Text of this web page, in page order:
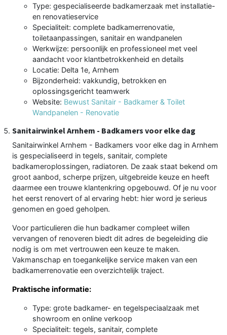
Type: gespecialiseerde badkamerzaak met installatie-
en renovatieservice
Specialiteit: complete badkamerrenovatie,
toiletaanpassingen, sanitair en wandpanelen
Werkwijze: persoonlijk en professioneel met veel
aandacht voor klantbetrokkenheid en details
Locatie: Delta 1e, Arnhem
Bijzonderheid: vakkundig, betrokken en
oplossingsgericht teamwerk
Website: Bewust Sanitair - Badkamer & Toilet
Wandpanelen - Renovatie
Sanitairwinkel Arnhem - Badkamers voor elke dag
Sanitairwinkel Arnhem - Badkamers voor elke dag in Arnhem
is gespecialiseerd in tegels, sanitair, complete
badkameroplossingen, radiatoren. De zaak staat bekend om
groot aanbod, scherpe prijzen, uitgebreide keuze en heeft
daarmee een trouwe klantenkring opgebouwd. Of je nu voor
het eerst renovert of al ervaring hebt: hier word je serieus
genomen en goed geholpen.
Voor particulieren die hun badkamer compleet willen
vervangen of renoveren biedt dit adres de begeleiding die
nodig is om met vertrouwen een keuze te maken.
Vakmanschap en toegankelijke service maken van een
badkamerrenovatie een overzichtelijk traject.
Praktische informatie:
Type: grote badkamer- en tegelspeciaalzaak met
showroom en online verkoop
Specialiteit: tegels, sanitair, complete